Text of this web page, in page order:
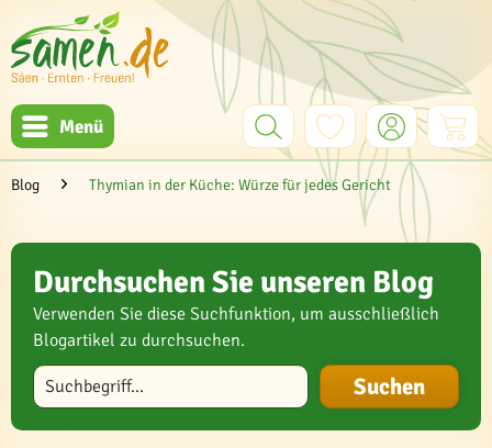
Menü
Blog Thymian in der Küche: Würze für jedes Gericht
Durchsuchen Sie unseren Blog
Verwenden Sie diese Suchfunktion, um ausschließlich
Blogartikel zu durchsuchen.
Blog durchsuchen